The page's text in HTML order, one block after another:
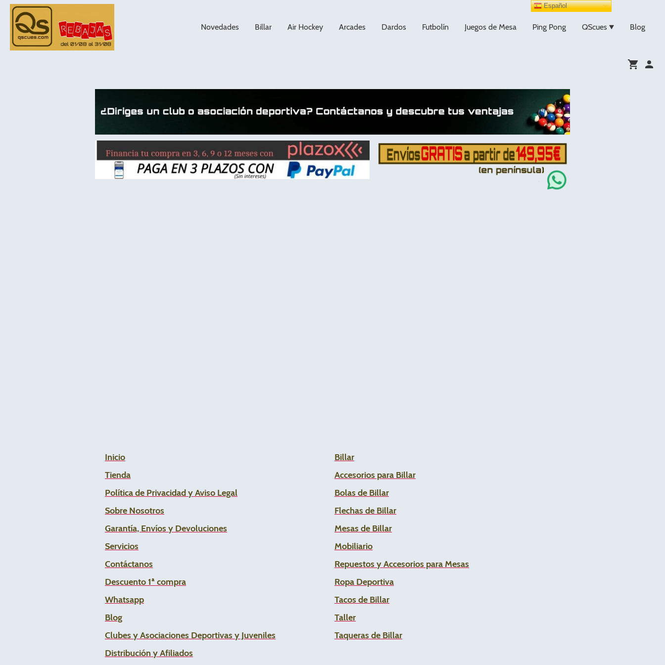
Novedades Billar Air Hockey Arcades Dardos Futbolín Juegos de Mesa Ping Pong QScues Blog
Inicio
Tienda
Política de Privacidad y Aviso Legal
Sobre Nosotros
Garantía, Envíos y Devoluciones
Servicios
Contáctanos
Descuento 1ª compra
Whatsapp
Blog
Clubes y Asociaciones Deportivas y Juveniles
Distribución y Afiliados
Billar
Accesorios para Billar
Bolas de Billar
Flechas de Billar
Mesas de Billar
Mobiliario
Repuestos y Accesorios para Mesas
Ropa Deportiva
Tacos de Billar
Taller
Taqueras de Billar
Español